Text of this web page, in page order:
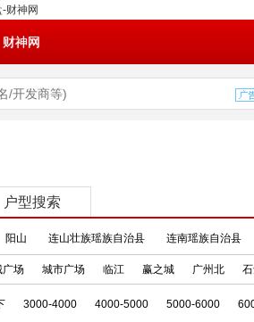
财神网
财神网
户型搜索
阳山 连山壮族瑶族自治县 连南瑶族自治县
广场 城市广场 临江 赢之城 广州北
3000-4000 4000-5000 5000-6000